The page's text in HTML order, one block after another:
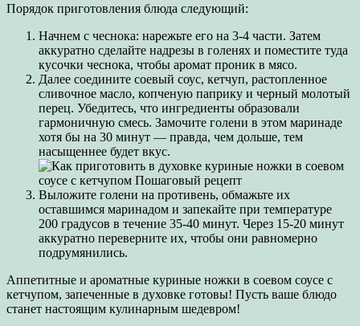
Порядок приготовления блюда следующий:
Начнем с чеснока: нарежьте его на 3-4 части. Затем
аккуратно сделайте надрезы в голенях и поместите туда
кусочки чеснока, чтобы аромат проник в мясо.
Далее соедините соевый соус, кетчуп, растопленное
сливочное масло, копченую паприку и черный молотый
перец. Убедитесь, что ингредиенты образовали
гармоничную смесь. Замочите голени в этом маринаде
хотя бы на 30 минут — правда, чем дольше, тем
насыщеннее будет вкус.
Выложите голени на противень, обмажьте их
оставшимся маринадом и запекайте при температуре
200 градусов в течение 35-40 минут. Через 15-20 минут
аккуратно переверните их, чтобы они равномерно
подрумянились.
Аппетитные и ароматные куриные ножки в соевом соусе с
кетчупом, запеченные в духовке готовы! Пусть ваше блюдо
станет настоящим кулинарным шедевром!